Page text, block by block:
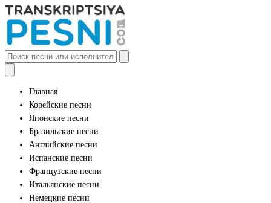
Главная
Корейские песни
Японские песни
Бразильские песни
Английские песни
Испанские песни
Французские песни
Итальянские песни
Немецкие песни